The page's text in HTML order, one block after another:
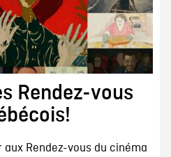
Rendez-vous
aux Rendez-vous du cinéma